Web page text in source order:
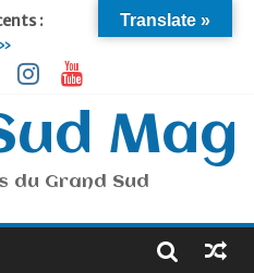
:
le 19 Septembre !
: Le virage vert au
pied »
Mag
du Grand Sud
Translate »